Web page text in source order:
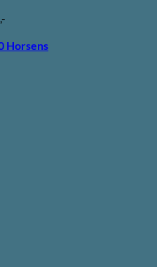
Horsens